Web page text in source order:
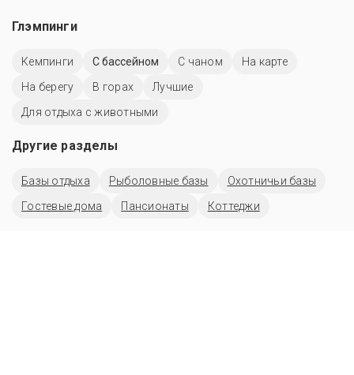
Глэмпинги
Кемпинги С бассейном С чаном
На карте
На берегу
В горах
Лучшие
Для отдыха с животными
Другие разделы
Базы отдыха Рыболовные базы
Охотничьи базы
Гостевые дома
Пансионаты Коттеджи